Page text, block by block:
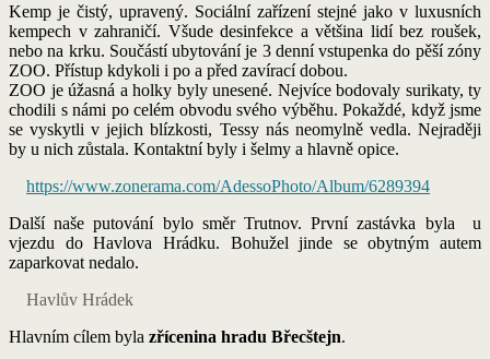
Kemp je čistý, upravený. Sociální zařízení stejné jako v luxusních
kempech v zahraničí. Všude desinfekce a většina lidí bez roušek,
nebo na krku. Součástí ubytování je 3 denní vstupenka do pěší zóny
ZOO. Přístup kdykoli i po a před zavírací dobou.
ZOO je úžasná a holky byly unesené. Nejvíce bodovaly surikaty, ty
chodili s námi po celém obvodu svého výběhu. Pokaždé, když jsme
se vyskytli v jejich blízkosti, Tessy nás neomylně vedla. Nejraději
by u nich zůstala. Kontaktní byly i šelmy a hlavně opice.
https://www.zonerama.com/AdessoPhoto/Album/6289394
Další naše putování bylo směr Trutnov. První zastávka byla u
vjezdu do Havlova Hrádku. Bohužel jinde se obytným autem
zaparkovat nedalo.
Havlův Hrádek
Hlavním cílem byla zřícenina hradu Břecštejn.